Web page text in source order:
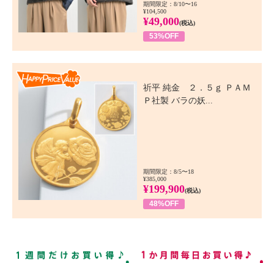
期間限定：8/10〜16
¥104,500
¥49,000(税込)
53%OFF
祈平 純金 ２．５ｇ ＰＡＭ
Ｐ社製 バラの妖...
期間限定：8/5〜18
¥385,000
¥199,900(税込)
48%OFF